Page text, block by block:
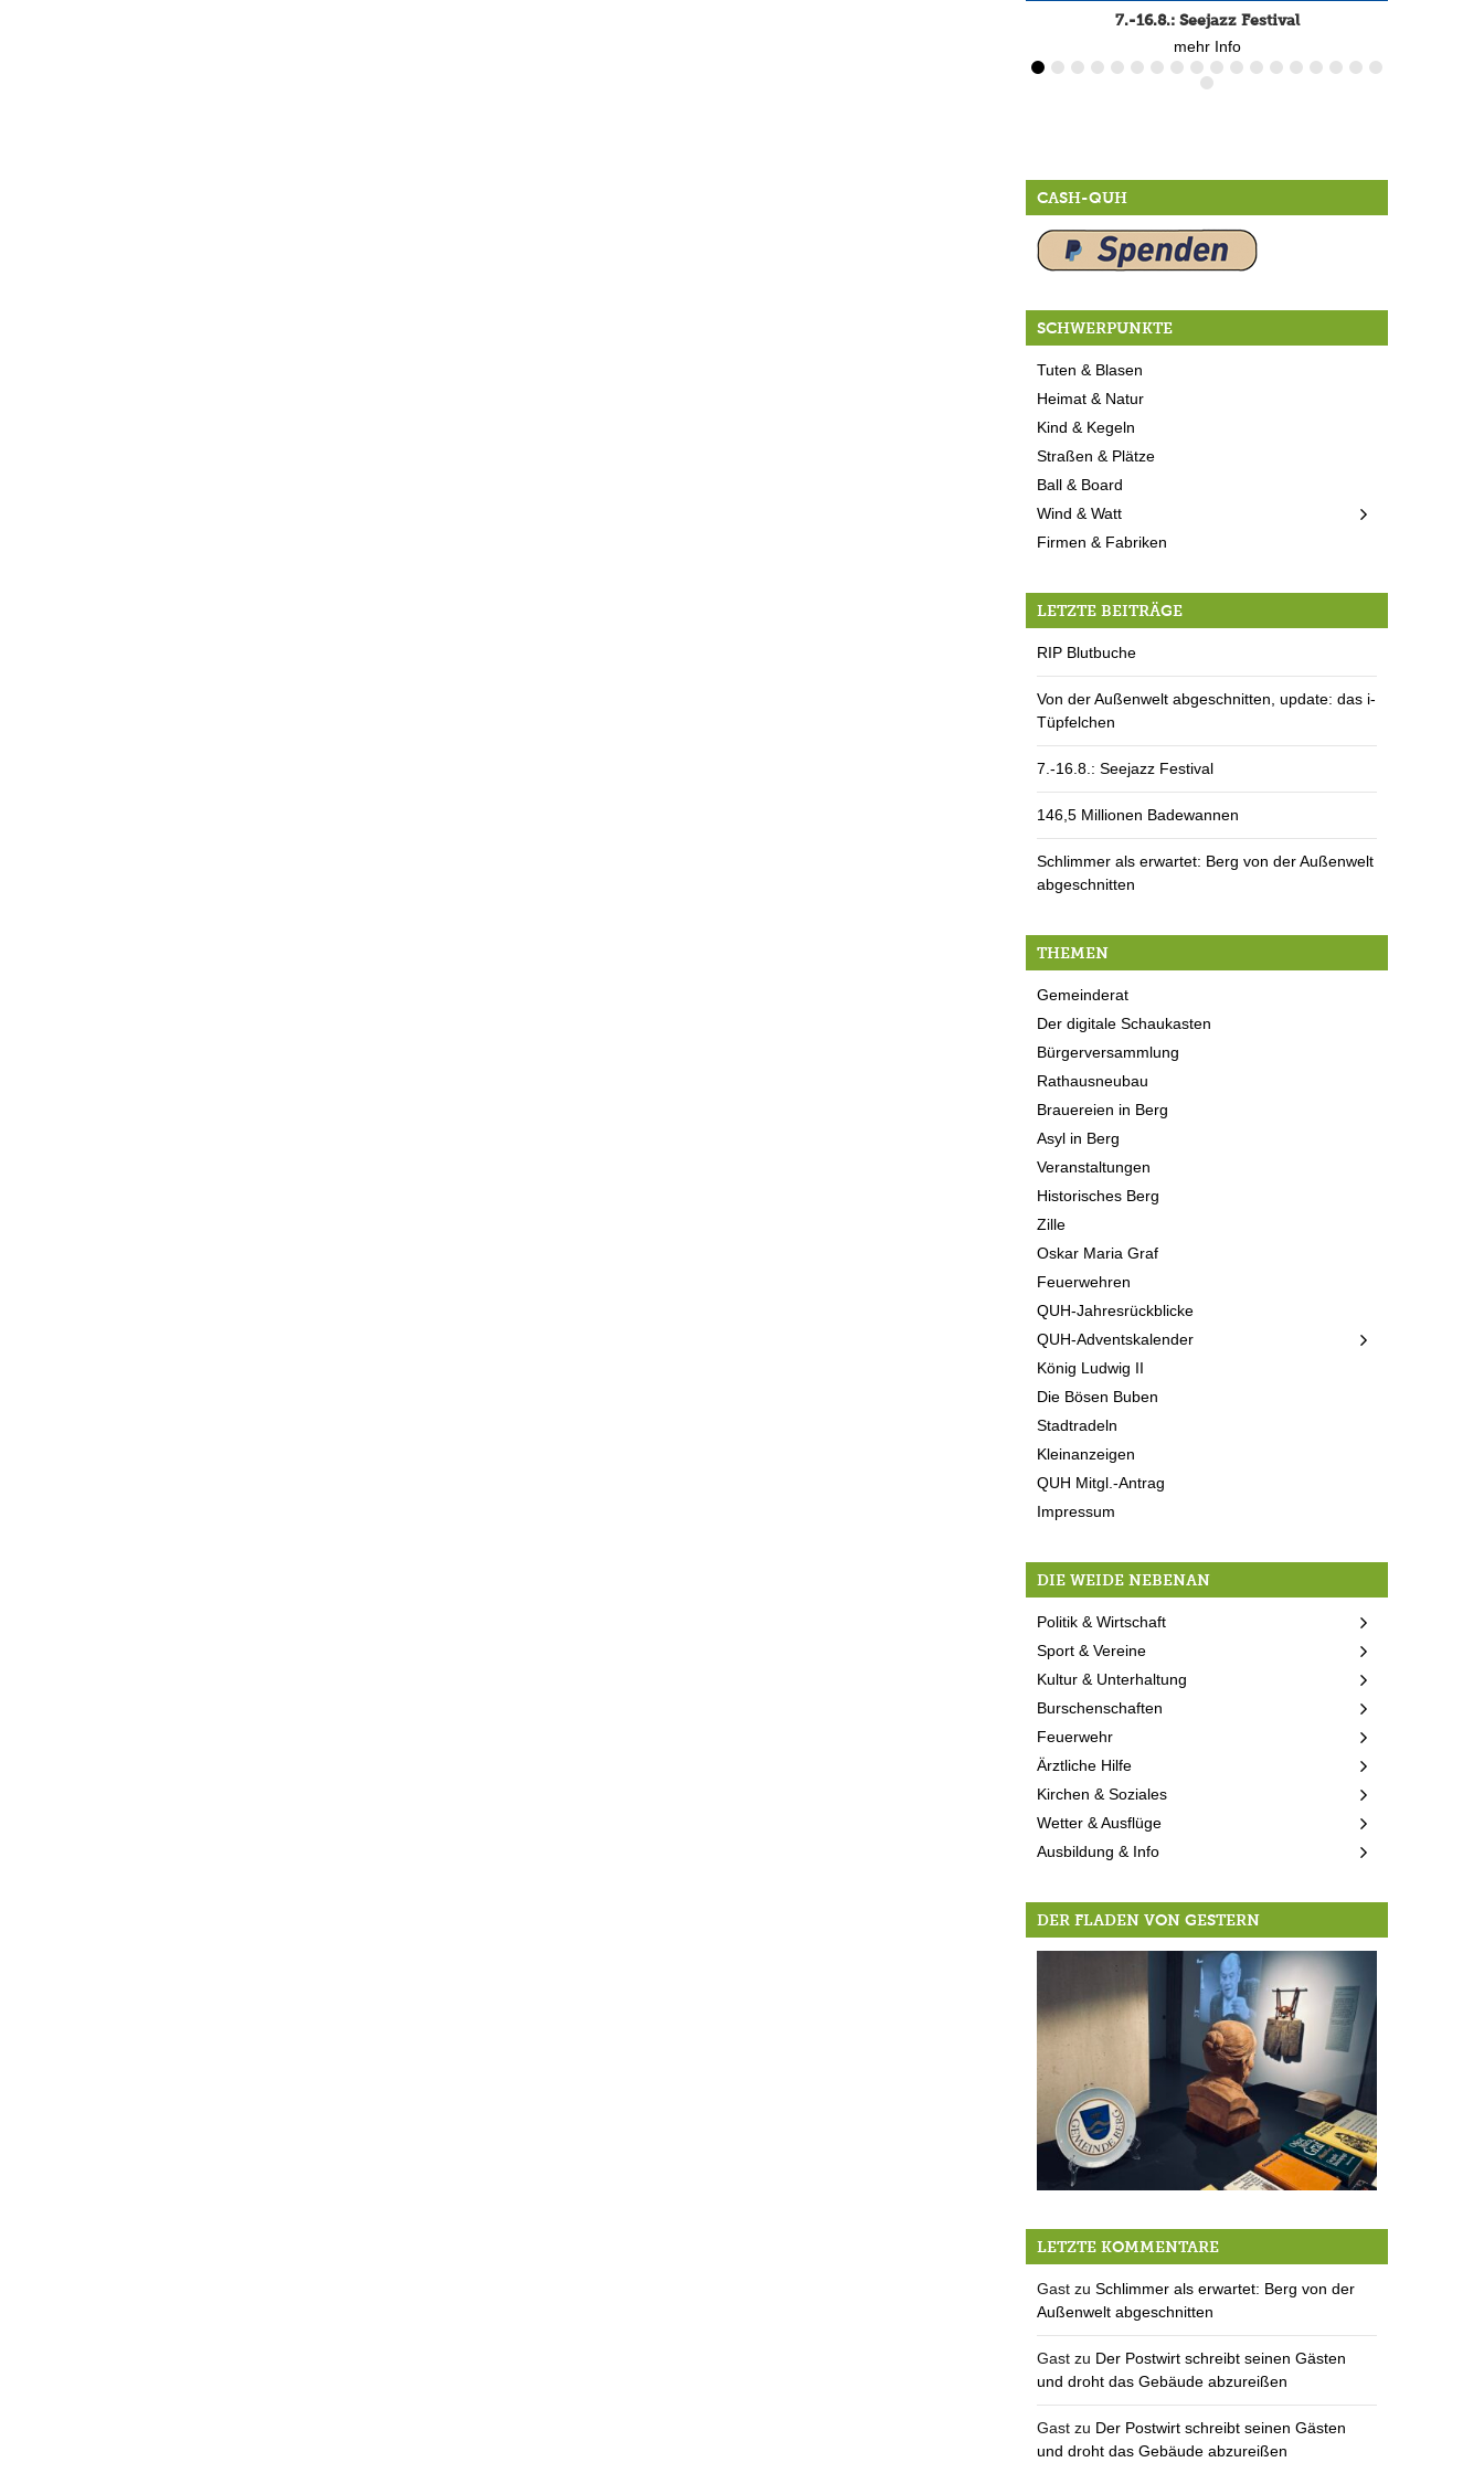
7.-16.8.: Seejazz Festival
mehr Info
CASH-QUH
SCHWERPUNKTE
Tuten & Blasen
Heimat & Natur
Kind & Kegeln
Straßen & Plätze
Ball & Board
Wind & Watt
Firmen & Fabriken
LETZTE BEITRÄGE
RIP Blutbuche
Von der Außenwelt abgeschnitten, update: das i-
Tüpfelchen
7.-16.8.: Seejazz Festival
146,5 Millionen Badewannen
Schlimmer als erwartet: Berg von der Außenwelt
abgeschnitten
THEMEN
Gemeinderat
Der digitale Schaukasten
Bürgerversammlung
Rathausneubau
Brauereien in Berg
Asyl in Berg
Veranstaltungen
Historisches Berg
Zille
Oskar Maria Graf
Feuerwehren
QUH-Jahresrückblicke
QUH-Adventskalender
König Ludwig II
Die Bösen Buben
Stadtradeln
Kleinanzeigen
QUH Mitgl.-Antrag
Impressum
DIE WEIDE NEBENAN
Politik & Wirtschaft
Sport & Vereine
Kultur & Unterhaltung
Burschenschaften
Feuerwehr
Ärztliche Hilfe
Kirchen & Soziales
Wetter & Ausflüge
Ausbildung & Info
DER FLADEN VON GESTERN
LETZTE KOMMENTARE
Gast zuSchlimmer als erwartet: Berg von der
Außenwelt abgeschnitten
Gast zu Der Postwirt schreibt seinen Gästen
und droht das Gebäude abzureißen
Gast zu Der Postwirt schreibt seinen Gästen
und droht das Gebäude abzureißen